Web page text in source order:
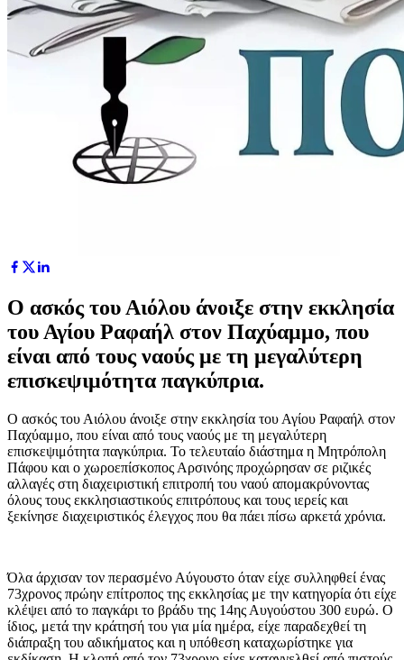
Ο ασκός του Αιόλου άνοιξε στην εκκλησία
του Αγίου Ραφαήλ στον Παχύαμμο, που
είναι από τους ναούς με τη μεγαλύτερη
επισκεψιμότητα παγκύπρια.
Ο ασκός του Αιόλου άνοιξε στην εκκλησία του Αγίου Ραφαήλ στον
Παχύαμμο, που είναι από τους ναούς με τη μεγαλύτερη
επισκεψιμότητα παγκύπρια. Το τελευταίο διάστημα η Μητρόπολη
Πάφου και ο χωροεπίσκοπος Αρσινόης προχώρησαν σε ριζικές
αλλαγές στη διαχειριστική επιτροπή του ναού απομακρύνοντας
όλους τους εκκλησιαστικούς επιτρόπους και τους ιερείς και
ξεκίνησε διαχειριστικός έλεγχος που θα πάει πίσω αρκετά χρόνια.
Όλα άρχισαν τον περασμένο Αύγουστο όταν είχε συλληφθεί ένας
73χρονος πρώην επίτροπος της εκκλησίας με την κατηγορία ότι είχε
κλέψει από το παγκάρι το βράδυ της 14ης Αυγούστου 300 ευρώ. Ο
ίδιος, μετά την κράτησή του για μία ημέρα, είχε παραδεχθεί τη
διάπραξη του αδικήματος και η υπόθεση καταχωρίστηκε για